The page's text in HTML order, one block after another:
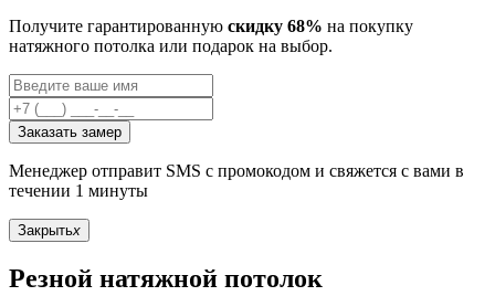
Получите гарантированную скидку 68% на покупку
натяжного потолка или подарок на выбор.
Заказать замер
Менеджер отправит SMS с промокодом и свяжется с вами в
течении 1 минуты
Закрытьx
Резной натяжной потолок